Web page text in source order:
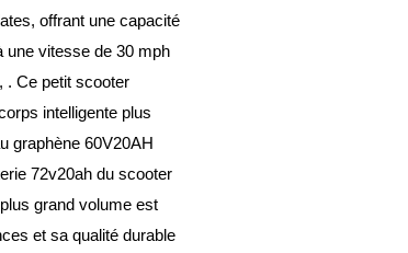
offrant une capacité
une vitesse de 30 mph
. Ce petit scooter
intelligente plus
graphène 60V20AH
72v20ah du scooter
grand volume est
et sa qualité durable